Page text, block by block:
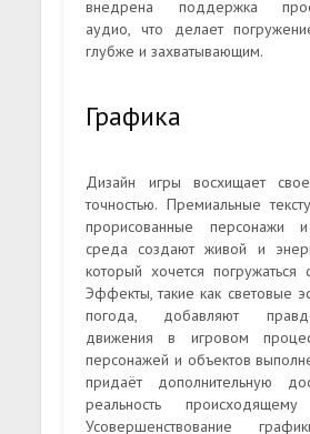
внедрена поддержка
аудио, что делает
глубже и захватывающим.
Графика
Дизайн игры восхищает
точностью. Премиальные
прорисованные персонажи
среда создают живой и
который хочется погружаться
Эффекты, такие как световые
погода, добавляют
движения в игровом
персонажей и объектов
придаёт дополнительную
реальность
Усовершенствование